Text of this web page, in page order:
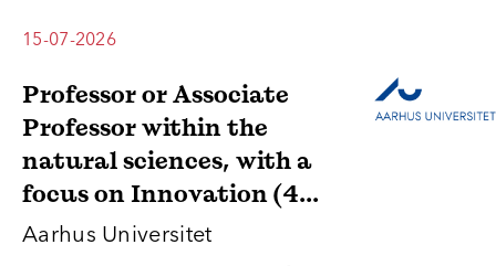
15-07-2026
Professor or Associate
Professor within the
natural sciences, with a
focus on Innovation (4...
Aarhus Universitet